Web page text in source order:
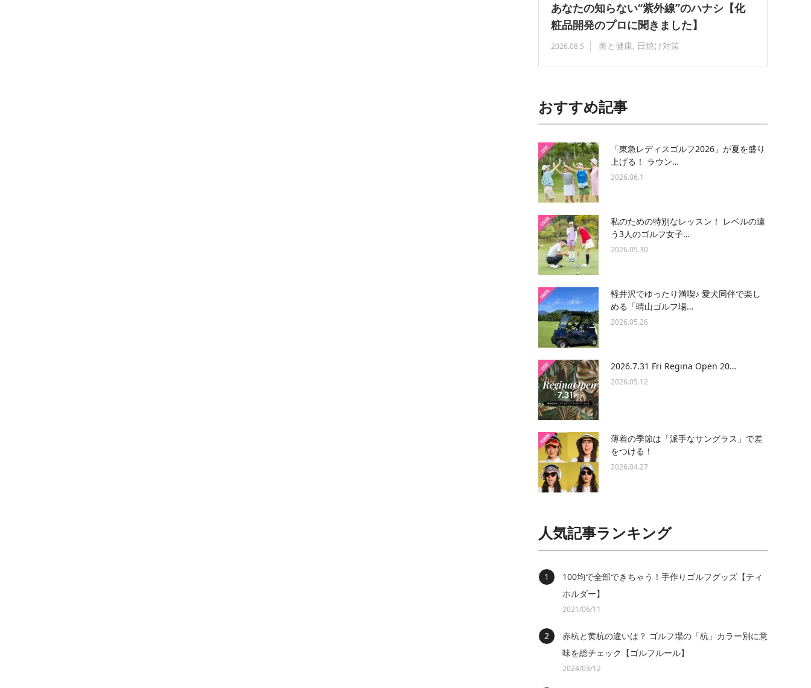
あなたの知らない“紫外線”のハナシ【化
粧品開発のプロに聞きました】
2026.08.5 美と健康 日焼け対策
おすすめ記事
「東急レディスゴルフ2026」が夏を盛り
上げる！ ラウン…
2026.06.1
私のための特別なレッスン！ レベルの違
う3人のゴルフ女子…
2026.05.30
軽井沢でゆったり満喫♪ 愛犬同伴で楽し
める「晴山ゴルフ場…
2026.05.26
2026.7.31 Fri Regina Open 20…
2026.05.12
薄着の季節は「派手なサングラス」で差
をつける！
2026.04.27
人気記事ランキング
100均で全部できちゃう！手作りゴルフグッズ【ティ
ホルダー】
2021/06/11
赤杭と黄杭の違いは？ ゴルフ場の「杭」カラー別に意
味を総チェック【ゴルフルール】
2024/03/12